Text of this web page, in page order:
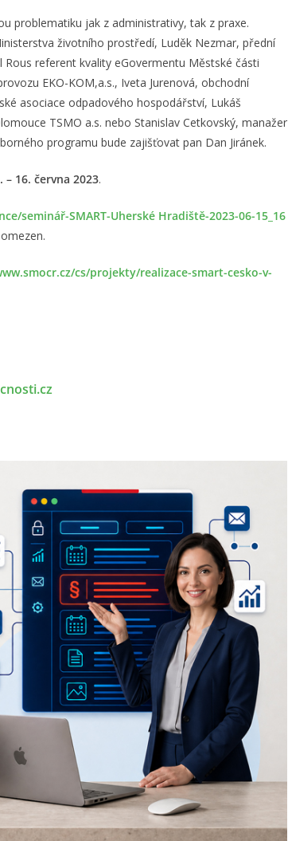
problematiku jak z administrativy, tak z praxe.
životního prostředí, Luděk Nezmar, přední
referent kvality eGovermentu Městské části
EKO-KOM,a.s., Iveta Jurenová, obchodní
asociace odpadového hospodářství, Lukáš
TSMO a.s. nebo Stanislav Cetkovský, manažer
programu bude zajišťovat pan Dan Jiránek.
16. června 2023.
seminář-SMART-Uherské Hradiště-2023-06-15_16
cs/projekty/realizace-smart-cesko-v-